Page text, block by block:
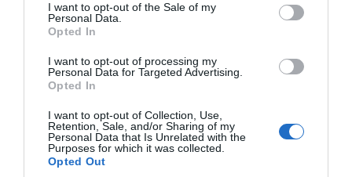
I want to opt-out of the Sale of my
Personal Data.
Opted In
I want to opt-out of processing my
Personal Data for Targeted Advertising.
Opted In
I want to opt-out of Collection, Use,
Retention, Sale, and/or Sharing of my
Personal Data that Is Unrelated with the
Purposes for which it was collected.
Opted Out
ΣΕΙΡΕΣ - ΤΑΙΝΙΕΣ
έπος που για 133 λεπτά σε κρατάει δικό της
ΜΠΑΛΑ
Η αλήθεια για τον Ετιέν Καμαρά